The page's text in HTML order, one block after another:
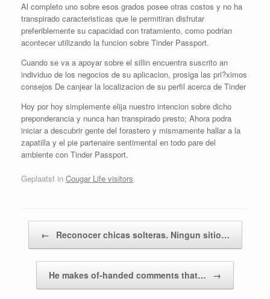
Al completo uno sobre esos grados posee otras costos y no ha
transpirado caracteristicas que le permitiran disfrutar
preferiblemente su capacidad con tratamiento, como podri­an
acontecer utilizando la funcion sobre Tinder Passport.
Cuando se va a apoyar sobre el silli­n encuentra suscrito an
individuo de los negocios de su aplicacion, prosiga las pri?ximos
consejos De canjear la localizacion de su perfil acerca de Tinder
Hoy por hoy simplemente elija nuestro intencion sobre dicho
preponderancia y nunca han transpirado presto; Ahora podra
iniciar a descubrir gente del forastero y mismamente hallar a la
zapatilla y el pie partenaire sentimental en todo pare del
ambiente con Tinder Passport.
Geplaatst in Cougar Life visitors.
← Reconocer chicas solteras. Ningun sitio…
He makes of-handed comments that… →